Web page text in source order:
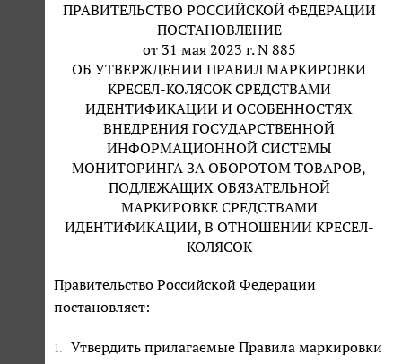
ПРАВИТЕЛЬСТВО РОССИЙСКОЙ ФЕДЕРАЦИИ
ПОСТАНОВЛЕНИЕ
от 31 мая 2023 г. N 885
ОБ УТВЕРЖДЕНИИ ПРАВИЛ МАРКИРОВКИ
КРЕСЕЛ-КОЛЯСОК СРЕДСТВАМИ
ИДЕНТИФИКАЦИИ И ОСОБЕННОСТЯХ
ВНЕДРЕНИЯ ГОСУДАРСТВЕННОЙ
ИНФОРМАЦИОННОЙ СИСТЕМЫ
МОНИТОРИНГА ЗА ОБОРОТОМ ТОВАРОВ,
ПОДЛЕЖАЩИХ ОБЯЗАТЕЛЬНОЙ
МАРКИРОВКЕ СРЕДСТВАМИ
ИДЕНТИФИКАЦИИ, В ОТНОШЕНИИ КРЕСЕЛ-
КОЛЯСОК
Правительство Российской Федерации
постановляет:
1.
Утвердить прилагаемые Правила маркировки